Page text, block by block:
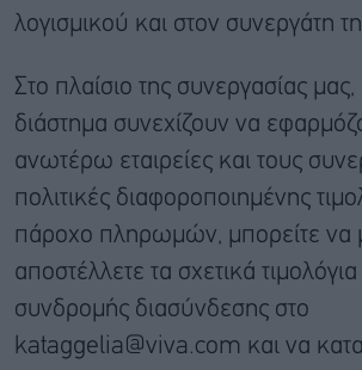
λογισμικού και στον συνεργάτη
Στο πλαίσιο της συνεργασίας μας,
διάστημα συνεχίζουν να
ανωτέρω εταιρείες και τους
πολιτικές διαφοροποιημένης
πάροχο πληρωμών, μπορείτε να
αποστέλλετε τα σχετικά τιμολόγια
συνδρομής διασύνδεσης στο
kataggelia@viva.com και να